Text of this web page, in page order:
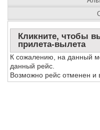
Кликните, чтобы
прилета-вылета
К сожалению, на данный
данный рейс.
Возможно рейс отменен и